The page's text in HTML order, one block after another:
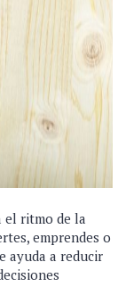
el ritmo de la
emprendes o
ayuda a reducir